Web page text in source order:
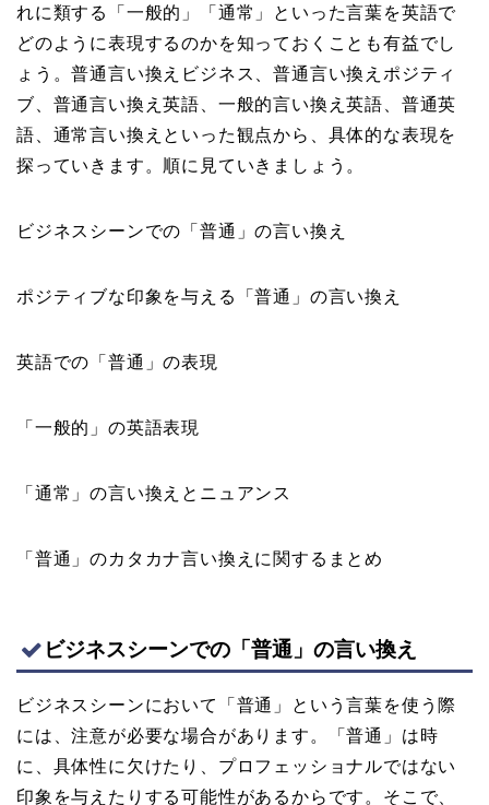
れに類する「一般的」「通常」といった言葉を英語で
どのように表現するのかを知っておくことも有益でし
ょう。普通言い換えビジネス、普通言い換えポジティ
ブ、普通言い換え英語、一般的言い換え英語、普通英
語、通常言い換えといった観点から、具体的な表現を
探っていきます。順に見ていきましょう。
ビジネスシーンでの「普通」の言い換え
ポジティブな印象を与える「普通」の言い換え
英語での「普通」の表現
「一般的」の英語表現
「通常」の言い換えとニュアンス
「普通」のカタカナ言い換えに関するまとめ
ビジネスシーンでの「普通」の言い換え
ビジネスシーンにおいて「普通」という言葉を使う際
には、注意が必要な場合があります。「普通」は時
に、具体性に欠けたり、プロフェッショナルではない
印象を与えたりする可能性があるからです。そこで、